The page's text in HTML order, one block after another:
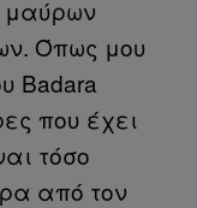
μαύρων
Όπως μου
Badara
που έχει
τόσο
από τον